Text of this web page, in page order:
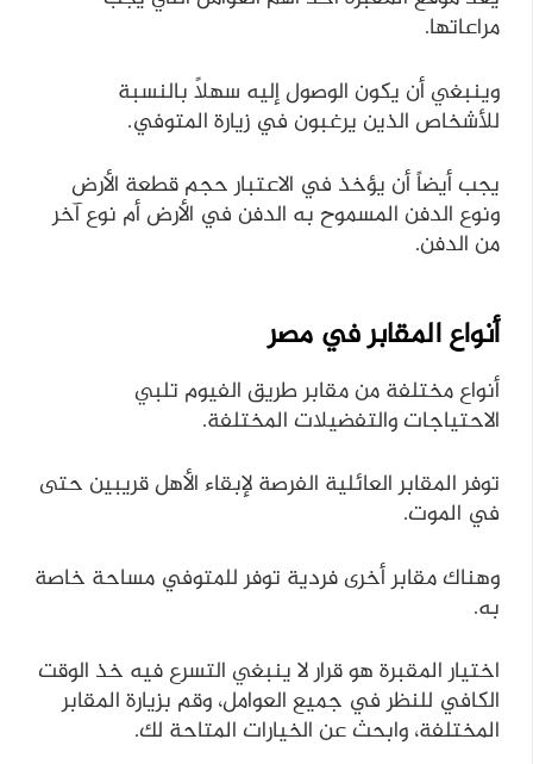
مراعاتها.
وينبغي أن يكون الوصول إليه سهلاً بالنسبة
للأشخاص الذين يرغبون في زيارة المتوفي.
يجب أيضاً أن يؤخذ في الاعتبار حجم قطعة الأرض
ونوع الدفن المسموح به الدفن في الأرض أم نوع آخر
من الدفن.
أنواع المقابر في مصر
أنواع مختلفة من مقابر طريق الفيوم تلبي
الاحتياجات والتفضيلات المختلفة.
توفر المقابر العائلية الفرصة لإبقاء الأهل قريبين حتى
في الموت.
وهناك مقابر أخرى فردية توفر للمتوفي مساحة خاصة
به.
اختيار المقبرة هو قرار لا ينبغي التسرع فيه خذ الوقت
الكافي للنظر في جميع العوامل، وقم بزيارة المقابر
المختلفة، وابحث عن الخيارات المتاحة لك.